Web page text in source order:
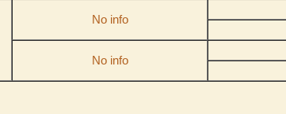
No info
No info